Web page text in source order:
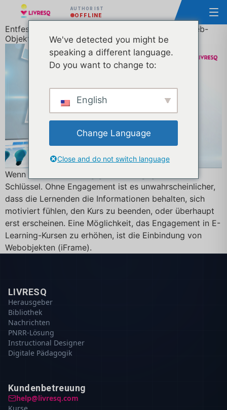
AUTHOR IST
OFFLINE
Entfesseln Sie das Potenzial von eingebetteten Web-
Objekten in E-Learning-Kursen
Wenn es um E-Learning geht, ist Engagement der
Schlüssel. Ohne Engagement ist es unwahrscheinlicher,
dass die Lernenden die Informationen behalten, sich
motiviert fühlen, den Kurs zu beenden, oder überhaupt
erst erscheinen. Eine Möglichkeit, das Engagement in E-
Learning-Kursen zu erhöhen, ist die Einbindung von
Webobjekten (iFrame).
LIVRESQ
Herausgeber
Bibliothek
Nachrichten
PNRR-Lösung
Instructional Designer
Digitale Pädagogik
Kundenbetreuung
help@livresq.com
Kurse
We've detected you might be
speaking a different language.
Do you want to change to:
English
Change Language
Close and do not switch language